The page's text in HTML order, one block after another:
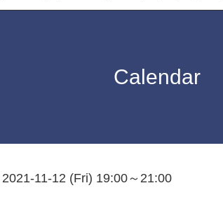
Calendar
2021-11-12 (Fri) 19:00～21:00